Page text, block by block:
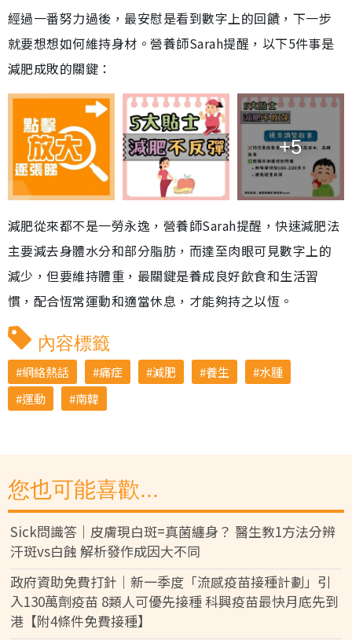
經過一番努力過後，最安慰是看到數字上的回饋，下一步
就要想想如何維持身材。營養師Sarah提醒，以下5件事是
減肥成敗的關鍵：
+5
減肥從來都不是一勞永逸，營養師Sarah提醒，快速減肥法
主要減去身體水分和部分脂肪，而達至肉眼可見數字上的
減少，但要維持體重，最關鍵是養成良好飲食和生活習
慣，配合恆常運動和適當休息，才能夠持之以恆。
內容標籤
網絡熱話 痛症 減肥 養生
水腫
運動
南韓
您也可能喜歡...
Sick問識答｜皮膚現白斑=真菌纏身？ 醫生教1方法分辨
汗斑vs白蝕 解析發作成因大不同
政府資助免費打針｜新一季度「流感疫苗接種計劃」引
入130萬劑疫苗 8類人可優先接種 科興疫苗最快月底先到
港【附4條件免費接種】